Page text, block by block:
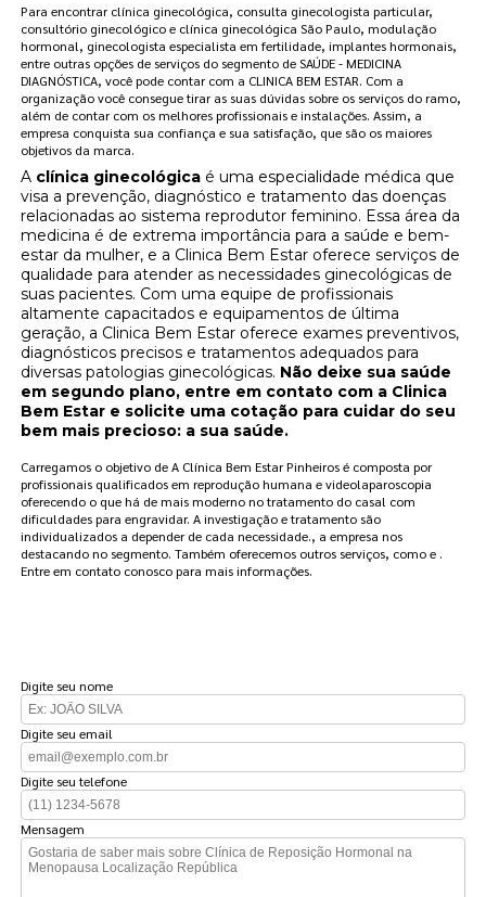
Para encontrar clínica ginecológica, consulta ginecologista particular,
consultório ginecológico e clínica ginecológica São Paulo, modulação
hormonal, ginecologista especialista em fertilidade, implantes hormonais,
entre outras opções de serviços do segmento de SAÚDE - MEDICINA
DIAGNÓSTICA, você pode contar com a CLINICA BEM ESTAR. Com a
organização você consegue tirar as suas dúvidas sobre os serviços do ramo,
além de contar com os melhores profissionais e instalações. Assim, a
empresa conquista sua confiança e sua satisfação, que são os maiores
objetivos da marca.
A clínica ginecológica é uma especialidade médica que
visa a prevenção, diagnóstico e tratamento das doenças
relacionadas ao sistema reprodutor feminino. Essa área da
medicina é de extrema importância para a saúde e bem-
estar da mulher, e a Clinica Bem Estar oferece serviços de
qualidade para atender as necessidades ginecológicas de
suas pacientes. Com uma equipe de profissionais
altamente capacitados e equipamentos de última
geração, a Clinica Bem Estar oferece exames preventivos,
diagnósticos precisos e tratamentos adequados para
diversas patologias ginecológicas. Não deixe sua saúde
em segundo plano, entre em contato com a Clinica
Bem Estar e solicite uma cotação para cuidar do seu
bem mais precioso: a sua saúde.
Carregamos o objetivo de A Clínica Bem Estar Pinheiros é composta por
profissionais qualificados em reprodução humana e videolaparoscopia
oferecendo o que há de mais moderno no tratamento do casal com
dificuldades para engravidar. A investigação e tratamento são
individualizados a depender de cada necessidade., a empresa nos
destacando no segmento. Também oferecemos outros serviços, como e .
Entre em contato conosco para mais informações.
Digite seu nome
Digite seu email
Digite seu telefone
Mensagem